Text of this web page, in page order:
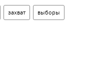
захват выборы